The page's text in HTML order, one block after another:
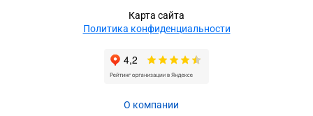
Карта сайта
Политика конфиденциальности
О компании